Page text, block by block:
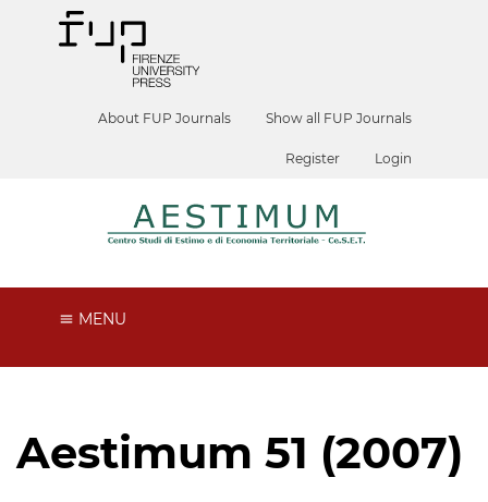
About FUP Journals Show all FUP Journals
Register Login
MENU
Aestimum 51 (2007)